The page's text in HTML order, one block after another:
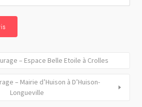
– Espace Belle Etoile à Crolles
– Mairie d’Huison à D’Huison-
Longueville